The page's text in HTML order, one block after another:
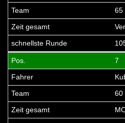
65
7
60